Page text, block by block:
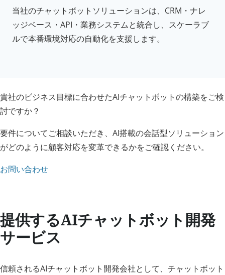
当社のチャットボットソリューションは、CRM・ナレ
ッジベース・API・業務システムと統合し、スケーラブ
ルで本番環境対応の自動化を支援します。
貴社のビジネス目標に合わせたAIチャットボットの構築をご検
討ですか？
要件についてご相談いただき、AI搭載の会話型ソリューション
がどのように顧客対応を変革できるかをご確認ください。
お問い合わせ
提供するAIチャットボット開発
サービス
信頼されるAIチャットボット開発会社として、チャットボット